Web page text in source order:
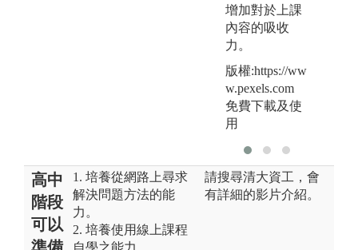
增加對於上課
內容的吸收
力。
版權:https://ww
w.pexels.com
免費下載及使
用
高中
階段
可以
1. 培養從網路上尋求
解決問題方法的能
力。
2. 培養使用線上課程
自學之能力。
請搜尋清大資工，會
有詳細的影片介紹。